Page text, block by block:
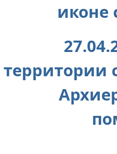
иконе
территории